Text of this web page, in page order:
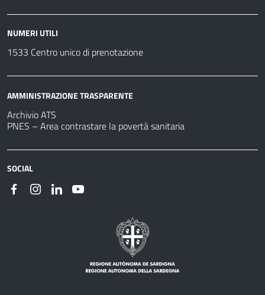
NUMERI UTILI
1533 Centro unico di prenotazione
AMMINISTRAZIONE TRASPARENTE
Archivio ATS
PNES – Area contrastare la povertà sanitaria
SOCIAL